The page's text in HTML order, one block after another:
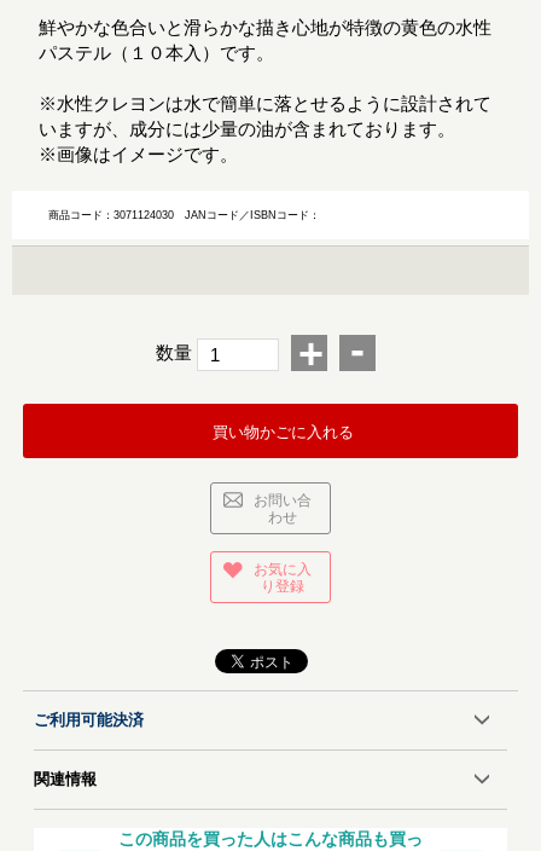
鮮やかな色合いと滑らかな描き心地が特徴の黄色の水性
パステル（１０本入）です。
※水性クレヨンは水で簡単に落とせるように設計されて
いますが、成分には少量の油が含まれております。
※画像はイメージです。
商品コード：3071124030JANコード／ISBNコード：
数量 + -
買い物かごに入れる
お問い合
わせ
お気に入
り登録
ご利用可能決済
関連情報
この商品を買った人はこんな商品も買っ